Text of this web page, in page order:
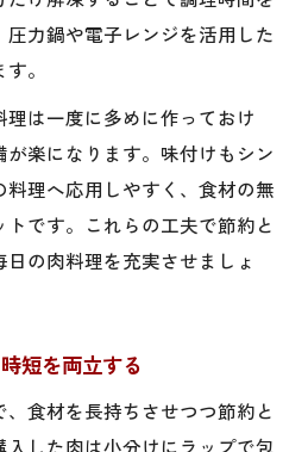
力鍋や電子レンジを活用した
。
は一度に多めに作っておけ
楽になります。味付けもシン
理へ応用しやすく、食材の無
です。これらの工夫で節約と
の肉料理を充実させましょ
短を両立する
食材を長持ちさせつつ節約と
した肉は小分けにラップで包